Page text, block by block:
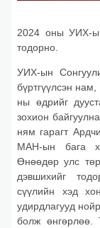
2024 оны УИХ-
тодорно.
УИХ-ын
бүртгүүлсэн
ны өдрийг
зохион
ням гарагт
МАН-ын бага
Өнөөдөр улс
дэвшихийг
сүүлийн хэд
удирдлагууд
болж өнгөрлөө.